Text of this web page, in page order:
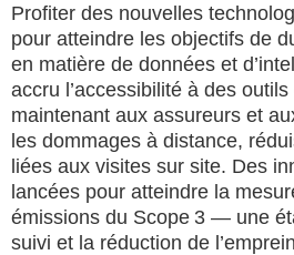
Profiter des nouvelles
pour atteindre les objectifs de
en matière de données et
accru l’accessibilité à des
maintenant aux assureurs et
les dommages à distance,
liées aux visites sur site. Des
lancées pour atteindre la
émissions du Scope 3 — une
suivi et la réduction de